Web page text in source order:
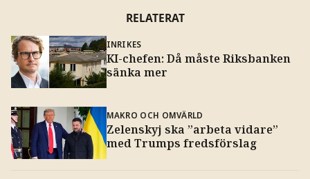
RELATERAT
INRIKES
KI-chefen: Då måste Riksbanken
sänka mer
MAKRO OCH OMVÄRLD
Zelenskyj ska ”arbeta vidare”
med Trumps fredsförslag